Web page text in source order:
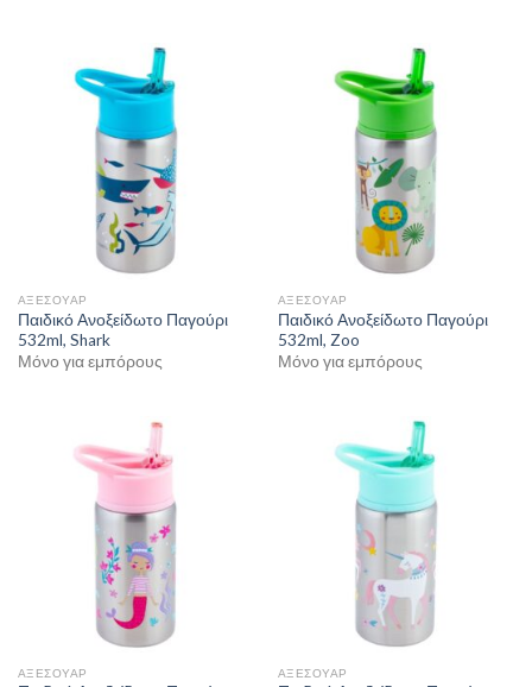
ΑΞΕΣΟΥΑΡ
Παιδικό Ανοξείδωτο Παγούρι
532ml, Shark
Μόνο για εμπόρους
ΑΞΕΣΟΥΑΡ
Παιδικό Ανοξείδωτο Παγούρι
532ml, Zoo
Μόνο για εμπόρους
ΑΞΕΣΟΥΑΡ ΑΞΕΣΟΥΑΡ